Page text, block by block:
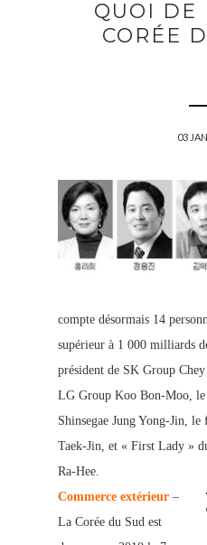
QUOI DE
CORÉE
03
compte désormais 14
supérieur à 1 000 milliards
président de SK Group
LG Group Koo Bon-Moo, le
Shinsegae Jung Yong-Jin,
Taek-Jin, et « First Lady »
Ra-Hee.
Commerce extérieur –
La Corée du Sud est